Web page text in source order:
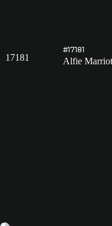
17181
#17181
Alfie